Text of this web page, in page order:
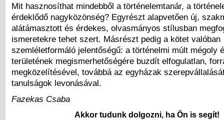
Mit hasznosíthat mindebből a történelemtanár, a
érdeklődő nagyközönség? Egyrészt alapvetően új,
alátámasztott és érdekes, olvasmányos stílusban
ismeretekre tehet szert. Másrészt pedig a kötet valóban
szemléletformáló jelentőségű: a történelmi múlt mégoly
területének megismerhetőségére buzdít elfogulatlan,
megközelítésével, továbbá az egyházak
tanulságok levonásával.
Fazekas Csaba
Akkor tudunk dolgozni, ha Ön is segít!